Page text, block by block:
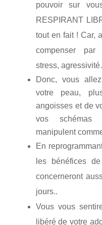
pouvoir sur
RESPIRANT
tout en fait ! Car,
compenser par
stress,
Donc, vous
votre peau,
angoisses et de
vos schémas
manipulent
En
les bénéfices
concerneront
jours..
Vous vous
libéré de votre